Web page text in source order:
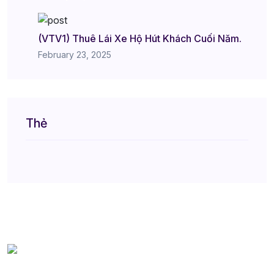
(VTV1) Thuê Lái Xe Hộ Hút Khách Cuối Năm.
February 23, 2025
Thẻ